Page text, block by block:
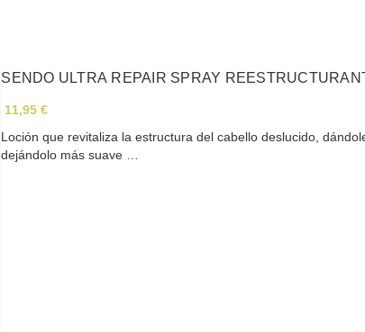
SENDO ULTRA REPAIR SPRAY
11,95 €
Loción que revitaliza la estructura del cabello deslucido,
dejándolo más suave …